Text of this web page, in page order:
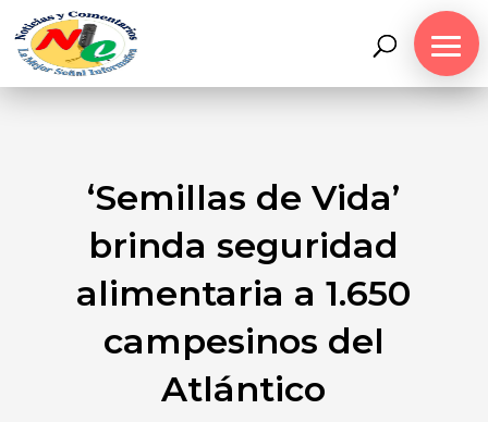
‘Semillas de Vida’
brinda seguridad
alimentaria a 1.650
campesinos del
Atlántico